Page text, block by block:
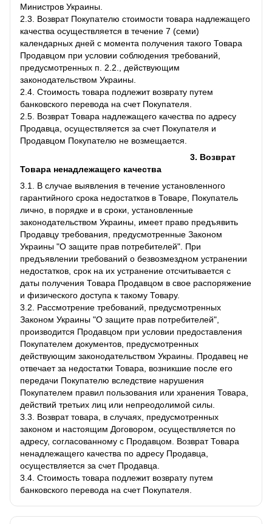
Министров Украины.
2.3. Возврат Покупателю стоимости товара надлежащего
качества осуществляется в течение 7 (семи)
календарных дней с момента получения такого Товара
Продавцом при условии соблюдения требований,
предусмотренных п. 2.2., действующим
законодательством Украины.
2.4. Стоимость товара подлежит возврату путем
банковского перевода на счет Покупателя.
2.5. Возврат Товара надлежащего качества по адресу
Продавца, осуществляется за счет Покупателя и
Продавцом Покупателю не возмещается.
3. Возврат
Товара ненадлежащего качества
3.1. В случае выявления в течение установленного
гарантийного срока недостатков в Товаре, Покупатель
лично, в порядке и в сроки, установленные
законодательством Украины, имеет право предъявить
Продавцу требования, предусмотренные Законом
Украины "О защите прав потребителей". При
предъявлении требований о безвозмездном устранении
недостатков, срок на их устранение отсчитывается с
даты получения Товара Продавцом в свое распоряжение
и физического доступа к такому Товару.
3.2. Рассмотрение требований, предусмотренных
Законом Украины "О защите прав потребителей",
производится Продавцом при условии предоставления
Покупателем документов, предусмотренных
действующим законодательством Украины. Продавец не
отвечает за недостатки Товара, возникшие после его
передачи Покупателю вследствие нарушения
Покупателем правил пользования или хранения Товара,
действий третьих лиц или непреодолимой силы.
3.3. Возврат товара, в случаях, предусмотренных
законом и настоящим Договором, осуществляется по
адресу, согласованному с Продавцом. Возврат Товара
ненадлежащего качества по адресу Продавца,
осуществляется за счет Продавца.
3.4. Стоимость товара подлежит возврату путем
банковского перевода на счет Покупателя.